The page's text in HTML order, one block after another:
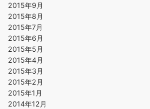
2015年9月
2015年8月
2015年7月
2015年6月
2015年5月
2015年4月
2015年3月
2015年2月
2015年1月
2014年12月